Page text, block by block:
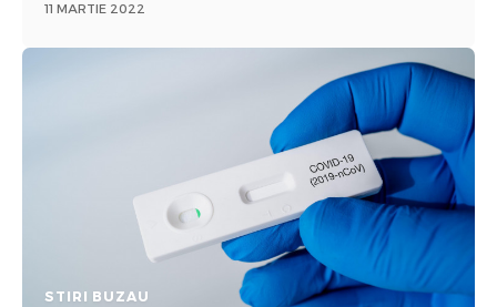
11 MARTIE 2022
STIRI BUZAU